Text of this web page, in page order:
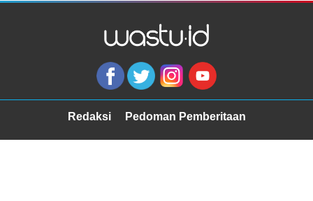
Redaksi Pedoman Pemberitaan